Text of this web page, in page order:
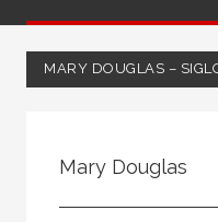
MARY DOUGLAS –
Mary Douglas